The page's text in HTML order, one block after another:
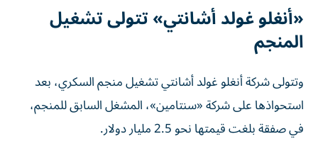
«أنغلو غولد أشانتي» تتولى تشغيل
المنجم
وتتولى شركة أنغلو غولد أشانتي تشغيل منجم السكري، بعد
استحواذها على شركة «سنتامين»، المشغل السابق للمنجم،
في صفقة بلغت قيمتها نحو 2.5 مليار دولار.